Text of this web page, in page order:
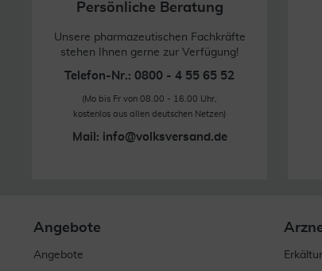
Persönliche Beratung
Unsere pharmazeutischen Fachkräfte
stehen Ihnen gerne zur Verfügung!
Telefon-Nr.: 0800 - 4 55 65 52
(Mo bis Fr von 08.00 - 16.00 Uhr,
kostenlos aus allen deutschen Netzen)
Mail: info@volksversand.de
Angebote
Angebote